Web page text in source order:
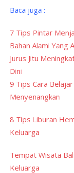
Baca juga :
7 Tips Pintar
Bahan Alami Yang
Jurus Jitu
Dini
9 Tips Cara
Menyenangkan
8 Tips Liburan
Keluarga
Tempat Wisata
Keluarga